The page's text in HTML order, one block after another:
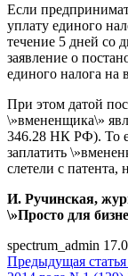
Если
уплату единого
течение 5 дней со
заявление о
единого налога на
При этом датой
\»вмененщика\»
346.28 НК РФ). То
заплатить
слетели с патента,
И. Ручинская,
\»Просто для
spectrum_admin
Предыдущая статья